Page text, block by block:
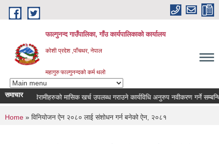
Skip to main content
फाल्गुनन्द गाउँपालिका, गाँउ कार्यपालिकाको कार्यालय
कोशी प्रदेश ,पाँचथर, नेपाल
महागुरु फाल्गुनन्दको कर्म थलो
समाचार
रोगका विरामीहरुको मासिक खर्च उपलब्ध गराउने कार्यविधि अनुरुप नवीकरण गर्ने सम्बन्धि
You are here
Home » विनियोजन ऐन २०८० लाई संशोधन गर्न बनेको ऐन, २०८१